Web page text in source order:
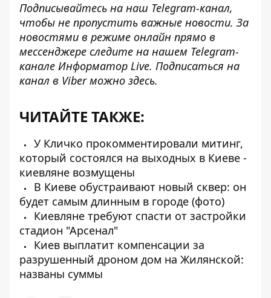
Подписывайтесь на наш Telegram-канал,
чтобы не пропустить важные новости. За
новостями в режиме онлайн прямо в
мессенджере следите на нашем Telegram-
канале Информатор Live. Подписаться на
канал в Viber можно здесь.
ЧИТАЙТЕ ТАКЖЕ:
У Кличко прокомментировали митинг,
который состоялся на выходных в Киеве -
киевляне возмущены
В Киеве обустраивают новый сквер: он
будет самым длинным в городе (фото)
Киевляне требуют спасти от застройки
стадион "Арсенал"
Киев выплатит компенсации за
разрушенный дроном дом на Жилянской:
названы суммы